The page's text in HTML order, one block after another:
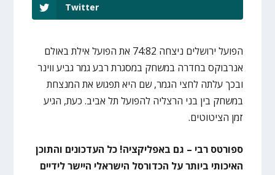
Twitter
הפועל ירושלים ניצחה 74:82 את הפועל אילת באולם
אנרבוקס בחדרה במשחק במסגרת רבע גמר גביע ווינר
ובכך עלתה לחצי הגמר, שם היא תפגוש את המנצחת
במשחק בין בני הרצליה להפועל תל אביב. כעת, הגיע
זמן הציטוטים.
ספורטס רבי – גם באפליקציה! כל העדכונים והתוכן
האיכותי ביותר על הכדורסל הישראלי היישר לידיים